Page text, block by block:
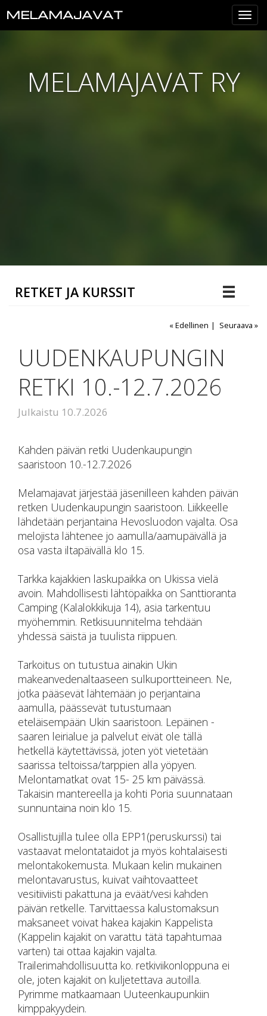
MELAMAJAVAT
MELAMAJAVAT RY
RETKET JA KURSSIT
« Edellinen | Seuraava »
UUDENKAUPUNGIN
RETKI 10.-12.7.2026
Julkaistu 10.7.2026
Kahden päivän retki Uudenkaupungin
saaristoon 10.-12.7.2026
Melamajavat järjestää jäsenilleen kahden päivän
retken Uudenkaupungin saaristoon. Liikkeelle
lähdetään perjantaina Hevosluodon vajalta. Osa
melojista lähtenee jo aamulla/aamupäivällä ja
osa vasta iltapäivällä klo 15.
Tarkka kajakkien laskupaikka on Ukissa vielä
avoin. Mahdollisesti lähtöpaikka on Santtioranta
Camping (Kalalokkikuja 14), asia tarkentuu
myöhemmin. Retkisuunnitelma tehdään
yhdessä säistä ja tuulista riippuen.
Tarkoitus on tutustua ainakin Ukin
makeanvedenaltaaseen sulkuportteineen. Ne,
jotka pääsevät lähtemään jo perjantaina
aamulla, päässevät tutustumaan
eteläisempään Ukin saaristoon. Lepäinen -
saaren leirialue ja palvelut eivät ole tällä
hetkellä käytettävissä, joten yöt vietetään
saarissa teltoissa/tarppien alla yöpyen.
Melontamatkat ovat 15- 25 km päivässä.
Takaisin mantereella ja kohti Poria suunnataan
sunnuntaina noin klo 15.
Osallistujilla tulee olla EPP1(peruskurssi) tai
vastaavat melontataidot ja myös kohtalaisesti
melontakokemusta. Mukaan kelin mukainen
melontavarustus, kuivat vaihtovaatteet
vesitiiviisti pakattuna ja eväät/vesi kahden
päivän retkelle. Tarvittaessa kalustomaksun
maksaneet voivat hakea kajakin Kappelista
(Kappelin kajakit on varattu tätä tapahtumaa
varten) tai ottaa kajakin vajalta.
Trailerimahdollisuutta ko. retkiviikonloppuna ei
ole, joten kajakit on kuljetettava autoilla.
Pyrimme matkaamaan Uuteenkaupunkiin
kimppakyydein.